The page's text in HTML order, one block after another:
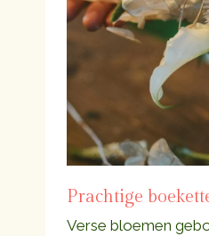
Prachtige
Verse bloemen